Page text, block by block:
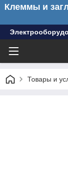
Клеммы и
Товары и